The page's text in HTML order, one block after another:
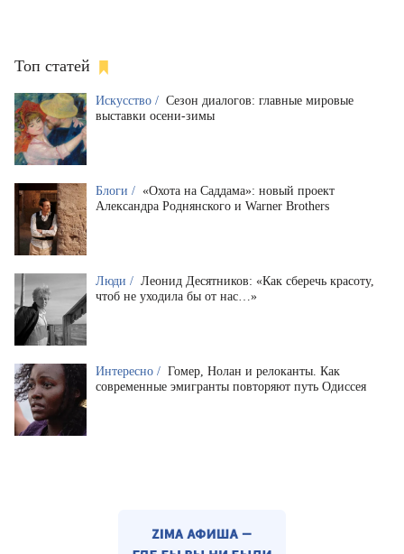
Топ статей
Искусство / Сезон диалогов: главные мировые
выставки осени-зимы
Блоги / «Охота на Саддама»: новый проект
Александра Роднянского и Warner Brothers
Люди / Леонид Десятников: «Как сберечь красоту,
чтоб не уходила бы от нас…»
Интересно / Гомер, Нолан и релоканты. Как
современные эмигранты повторяют путь Одиссея